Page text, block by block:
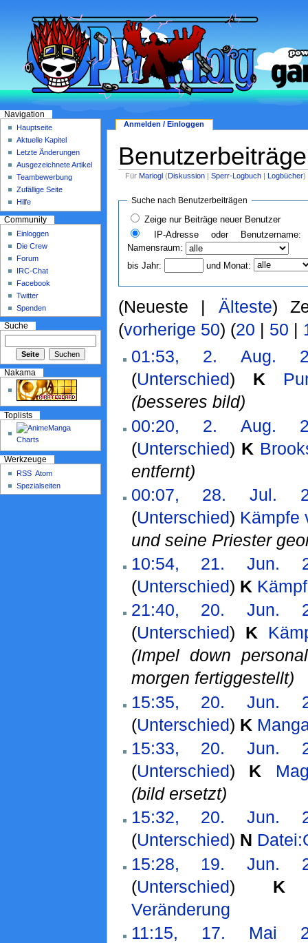
Benutzerbeiträge
Für Mariogl (Diskussion |Sperr-Logbuch Logbücher)
Suche nach Benutzerbeiträgen
Zeige nur Beiträge neuer Benutzer
IP-Adresse oder Benutzername:
Namensraum:
bis Jahr:
und Monat:
(Neueste | Älteste)
(vorherige 50) (20 | 50 |
01:53, 2. Aug.
(Unterschied) K
(besseres bild)
00:20, 2. Aug.
(Unterschied) K
entfernt)
00:07, 28. Jul.
(Unterschied) Kämpfe
und seine Priester
10:54, 21. Jun.
(Unterschied) K
21:40, 20. Jun.
(Unterschied) K
(Impel down
morgen fertiggestellt)
15:35, 20. Jun.
(Unterschied) K
15:33, 20. Jun.
(Unterschied) K
(bild ersetzt)
15:32, 20. Jun.
(Unterschied) N
15:28, 19. Jun.
(Unterschied) K
Veränderung
11:15, 17. Mai
Anmelden / Einloggen
Navigation
Hauptseite
Aktuelle Kapitel
Letzte Änderungen
Ausgezeichnete Artikel
Teambewerbung
Zufällige Seite
Hilfe
Community
Einloggen
Die Crew
Forum
IRC-Chat
Facebook
Twitter
Spenden
Suche
Nakama
Toplists
Werkzeuge
RSS Atom
Spezialseiten